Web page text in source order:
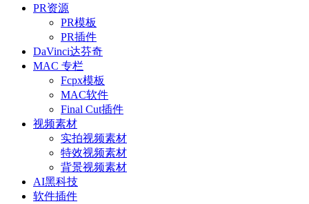
PR资源
PR模板
PR插件
DaVinci达芬奇
MAC 专栏
Fcpx模板
MAC软件
Final Cut插件
视频素材
实拍视频素材
特效视频素材
背景视频素材
AI黑科技
软件插件